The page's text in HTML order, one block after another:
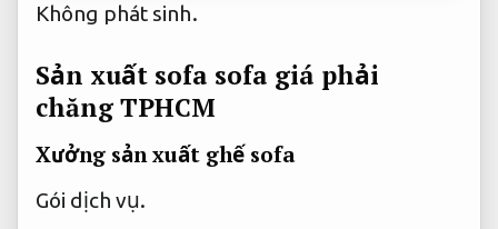
Không phát sinh.
Sản xuất sofa sofa giá phải
chăng TPHCM
Xưởng sản xuất ghế sofa
Gói dịch vụ.